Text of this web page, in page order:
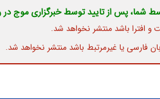
شما، پس از تایید توسط خبرگزاری موج
و افترا باشد منتشر نخواهد شد.
فارسی یا غیرمرتبط باشد منتشر نخواهد شد.